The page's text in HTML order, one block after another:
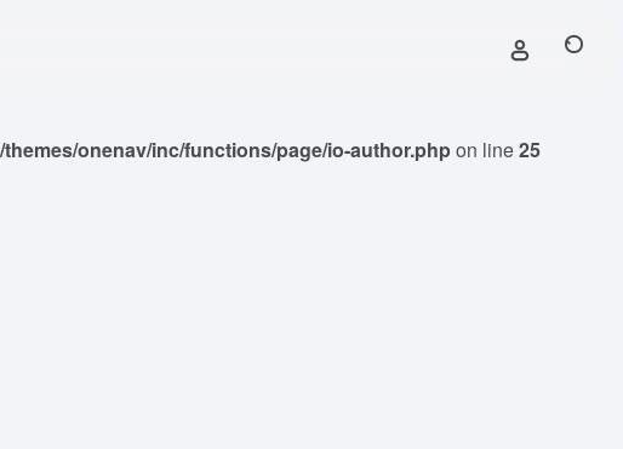
onenav/inc/functions/page/io-author.phpon line25